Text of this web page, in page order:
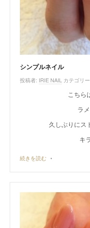
シンプルネイル
投稿者: IRIE NAIL カテゴリ
こちら
ラ
久しぶりに
キ
続きを読む •